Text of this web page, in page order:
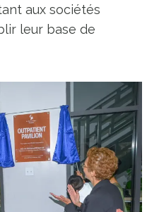
aux sociétés
leur base de